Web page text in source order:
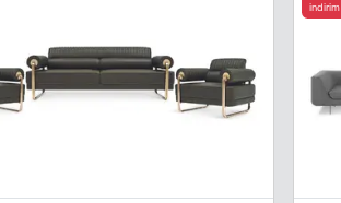
indirim